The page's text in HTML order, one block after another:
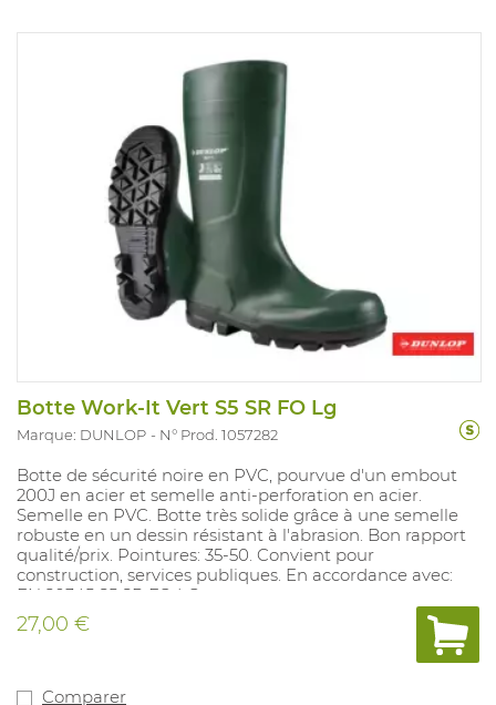
Botte Work-It Vert S5 SR FO Lg
Marque: DUNLOP N° Prod. 1057282
Botte de sécurité noire en PVC, pourvue d'un embout
200J en acier et semelle anti-perforation en acier.
Semelle en PVC. Botte très solide grâce à une semelle
robuste en un dessin résistant à l'abrasion. Bon rapport
qualité/prix. Pointures: 35-50. Convient pour
construction, services publiques. En accordance avec:
EN 20345 S5 SR FO LG.
27,00 €
Comparer